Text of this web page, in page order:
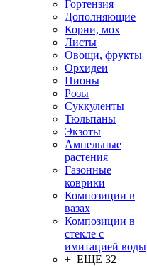
Гортензия
Дополняющие
Корни, мох
Листы
Овощи, фрукты
Орхидеи
Пионы
Розы
Суккуленты
Тюльпаны
Экзоты
Ампельные
растения
Газонные
коврики
Композиции в
вазах
Композиции в
стекле с
имитацией воды
+ ЕЩЕ 32